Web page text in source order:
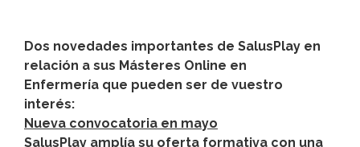
Dos novedades importantes de SalusPlay en
relación a sus Másteres Online en
Enfermería que pueden ser de vuestro
interés:
Nueva convocatoria en mayo
SalusPlay amplía su oferta formativa con una